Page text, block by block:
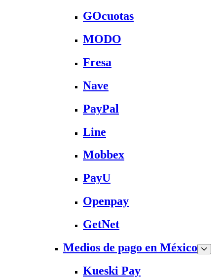
GOcuotas
MODO
Fresa
Nave
PayPal
Line
Mobbex
PayU
Openpay
GetNet
Medios de pago en México
Kueski Pay